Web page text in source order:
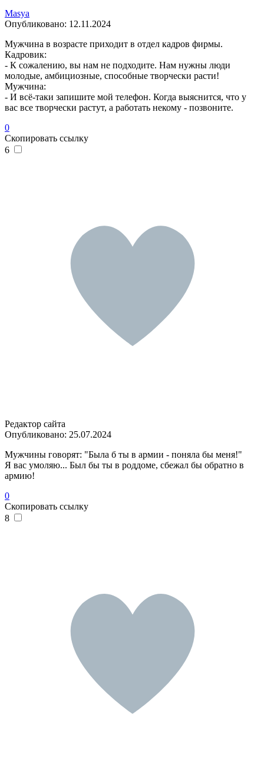
Masya
Опубликовано: 12.11.2024
Мужчина в возрасте приходит в отдел кадров фирмы.
Кадровик:
- К сожалению, вы нам не подходите. Нам нужны люди
молодые, амбициозные, способные творчески расти!
Мужчина:
- И всё-таки запишите мой телефон. Когда выяснится, что у
вас все творчески растут, а работать некому - позвоните.
0
Скопировать ссылку
6
Редактор сайта
Опубликовано: 25.07.2024
Мужчины говорят: "Была б ты в армии - поняла бы меня!"
Я вас умоляю... Был бы ты в роддоме, сбежал бы обратно в
армию!
0
Скопировать ссылку
8